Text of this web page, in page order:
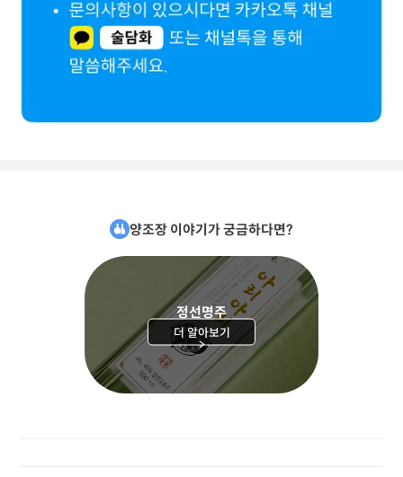
양조장 이야기가 궁금하다면?
정선명주
더 알아보기
>